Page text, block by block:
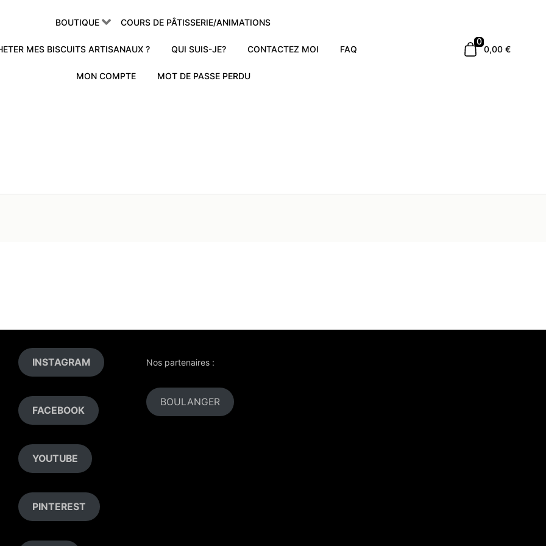
BOUTIQUE COURS DE PÂTISSERIE/ANIMATIONS
MES BISCUITS ARTISANAUX ? QUI SUIS-JE? CONTACTEZ MOI FAQ
MON COMPTE MOT DE PASSE PERDU
0
0,00 €
INSTAGRAM
FACEBOOK
YOUTUBE
PINTEREST
Nos partenaires :
BOULANGER